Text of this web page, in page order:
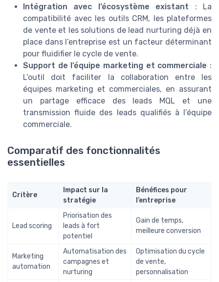
Intégration avec l’écosystème existant : La
compatibilité avec les outils CRM, les plateformes
de vente et les solutions de lead nurturing déjà en
place dans l’entreprise est un facteur déterminant
pour fluidifier le cycle de vente.
Support de l’équipe marketing et commerciale :
L’outil doit faciliter la collaboration entre les
équipes marketing et commerciales, en assurant
un partage efficace des leads MQL et une
transmission fluide des leads qualifiés à l’équipe
commerciale.
Comparatif des fonctionnalités
essentielles
Critère
Impact sur la
stratégie
Bénéfices pour
l’entreprise
Lead scoring
Priorisation des
leads à fort
potentiel
Gain de temps,
meilleure conversion
Marketing
automation
Automatisation des
campagnes et
nurturing
Optimisation du cycle
de vente,
personnalisation